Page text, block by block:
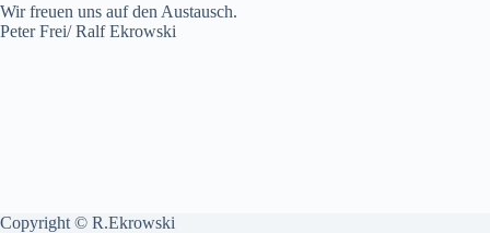
Wir freuen uns auf den Austausch.
Peter Frei/ Ralf Ekrowski
Copyright © R.Ekrowski